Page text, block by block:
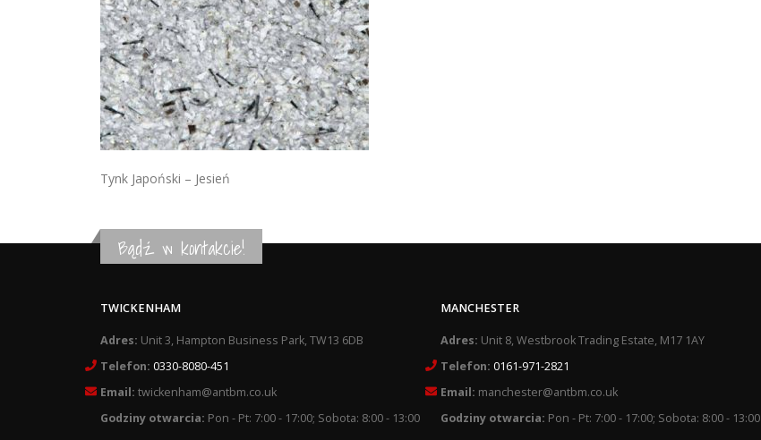
Tynk Japoński – Jesień
Bądź w kontakcie!
TWICKENHAM
Adres: Unit 3, Hampton Business Park, TW13 6DB
Telefon: 0330-8080-451
Email: twickenham@antbm.co.uk
Godziny otwarcia: Pon - Pt: 7:00 - 17:00; Sobota: 8:00 - 13:00
MANCHESTER
Adres: Unit 8, Westbrook Trading Estate, M17 1AY
Telefon: 0161-971-2821
Email: manchester@antbm.co.uk
Godziny otwarcia: Pon - Pt: 7:00 - 17:00; Sobota: 8:00 - 13:00